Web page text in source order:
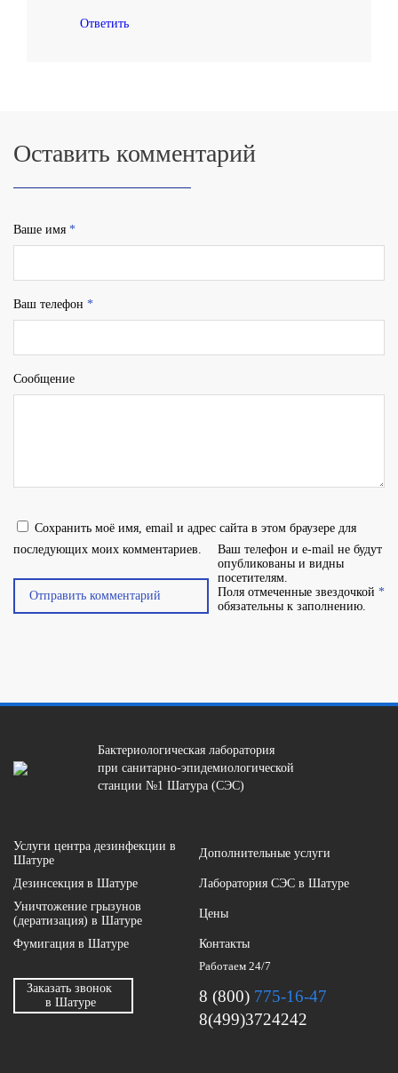
Ответить
Оставить комментарий
Ваше имя *
Ваш телефон *
Сообщение
Ваш телефон и e-mail не будут
опубликованы и видны
посетителям.
Поля отмеченные звездочкой *
обязательны к заполнению.
Сохранить моё имя, email и адрес сайта в этом браузере для
последующих моих комментариев.
Бактериологическая лаборатория
при санитарно-эпидемиологической
станции №1 Шатура (СЭС)
Услуги центра дезинфекции в
Шатуре
Дополнительные услуги
Дезинсекция в Шатуре
Лаборатория СЭС в Шатуре
Уничтожение грызунов
(дератизация) в Шатуре
Цены
Фумигация в Шатуре Контакты
Заказать звонок
в Шатуре
Работаем 24/7
8 (800) 775-16-47
8(499)3724242